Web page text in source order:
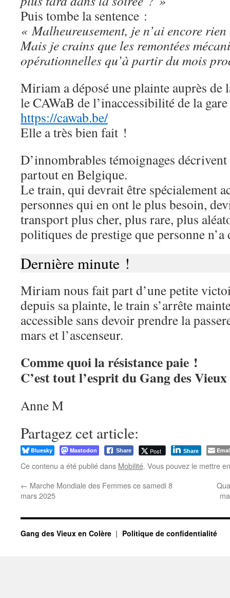
Puis tombe la sentence :
« Malheureusement, je n’ai encore rien
Mais je crains que les remontées
opérationnelles qu’à partir du mois
Miriam a déposé une plainte auprès de
le CAWaB de l’inaccessibilité de la
https://cawab.be/
Elle a très bien fait !
D’innombrables témoignages
partout en Belgique.
Le train, qui devrait être spécialement
personnes qui en ont le plus besoin,
transport plus cher, plus rare, plus
politiques de prestige que personne n’a
Dernière minute !
Miriam nous fait part d’une petite
depuis sa plainte, le train s’arrête
accessible sans devoir prendre la
mars et l’ascenseur.
Comme quoi la résistance paie !
C’est tout l’esprit du Gang des
Anne M
Partagez cet article:
Bluesky Mastodon Share Post Share
Ce contenu a été publié dans Mobilité. Vous pouvez le mettre
← Marche Mondiale des Femmes ce samedi 8
mars 2025
Gang des Vieux en Colère Politique de confidentialité